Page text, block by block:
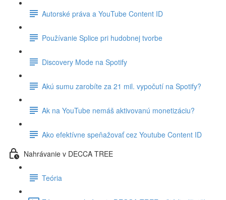
Autorské práva a YouTube Content ID
Používanie Splice pri hudobnej tvorbe
Discovery Mode na Spotify
Akú sumu zarobíte za 21 mil. vypočutí na Spotify?
Ak na YouTube nemáš aktivovanú monetizáciu?
Ako efektívne speňažovať cez Youtube Content ID
Nahrávanie v DECCA TREE
Teória